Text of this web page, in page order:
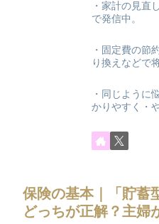
・家計の見直
で発信中。
・固定費の節
り換えなどで
・同じように
かりやすく・
保険の基本｜「貯蓄
どっちが正解？主婦